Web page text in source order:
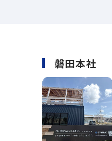
磐田本社